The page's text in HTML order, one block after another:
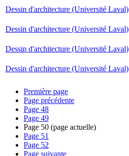
Dessin d'architecture (Université Laval)
Dessin d'architecture (Université Laval)
Dessin d'architecture (Université Laval)
Dessin d'architecture (Université Laval)
Première page
Page précédente
Page 48
Page 49
Page 50 (page actuelle)
Page 51
Page 52
Page suivante